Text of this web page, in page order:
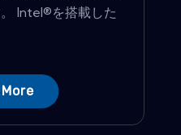
Intel®を搭載した